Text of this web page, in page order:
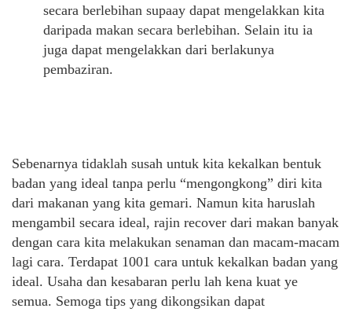
secara berlebihan supaay dapat mengelakkan kita
daripada makan secara berlebihan. Selain itu ia
juga dapat mengelakkan dari berlakunya
pembaziran.
Sebenarnya tidaklah susah untuk kita kekalkan bentuk
badan yang ideal tanpa perlu “mengongkong” diri kita
dari makanan yang kita gemari. Namun kita haruslah
mengambil secara ideal, rajin recover dari makan banyak
dengan cara kita melakukan senaman dan macam-macam
lagi cara. Terdapat 1001 cara untuk kekalkan badan yang
ideal. Usaha dan kesabaran perlu lah kena kuat ye
semua. Semoga tips yang dikongsikan dapat